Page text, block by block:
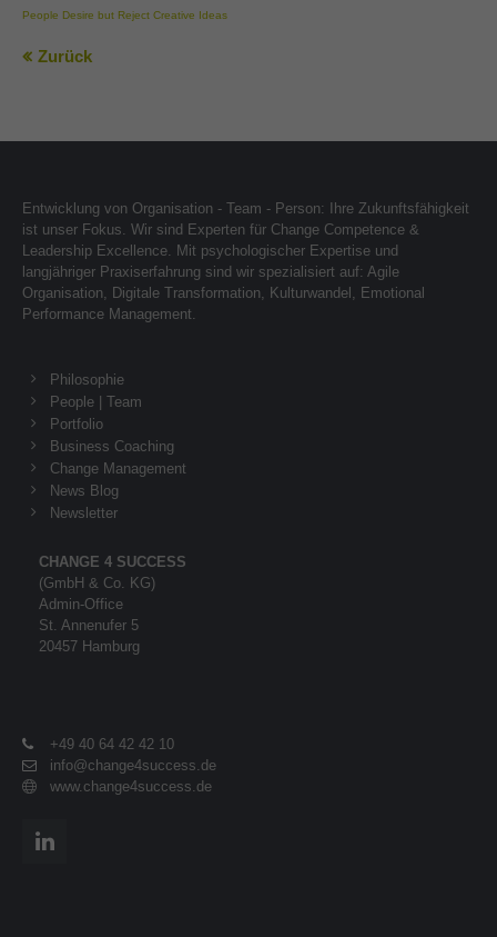
People Desire but Reject Creative Ideas
Zurück
Entwicklung von Organisation - Team - Person: Ihre Zukunftsfähigkeit
ist unser Fokus. Wir sind Experten für Change Competence &
Leadership Excellence. Mit psychologischer Expertise und
langjähriger Praxiserfahrung sind wir spezialisiert auf: Agile
Organisation, Digitale Transformation, Kulturwandel, Emotional
Performance Management.
Philosophie
People | Team
Portfolio
Business Coaching
Change Management
News Blog
Newsletter
CHANGE 4 SUCCESS
(GmbH & Co. KG)
Admin-Office
St. Annenufer 5
20457 Hamburg
+49 40 64 42 42 10
info@change4success.de
www.change4success.de